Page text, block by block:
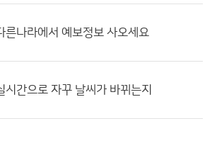
른나라에서 예보정보 사오세요
시간으로 자꾸 날씨가 바뀌는지